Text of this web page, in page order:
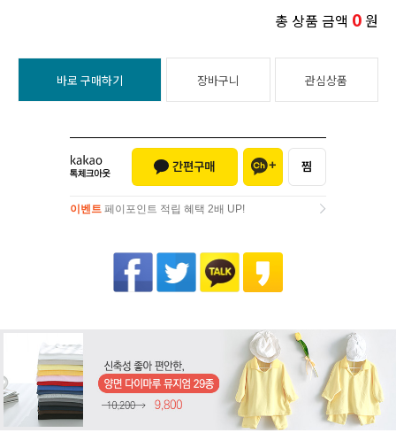
총 상품 금액 0원
바로 구매하기 장바구니 관심상품
이벤트 페이포인트 적립 혜택 2배 UP!